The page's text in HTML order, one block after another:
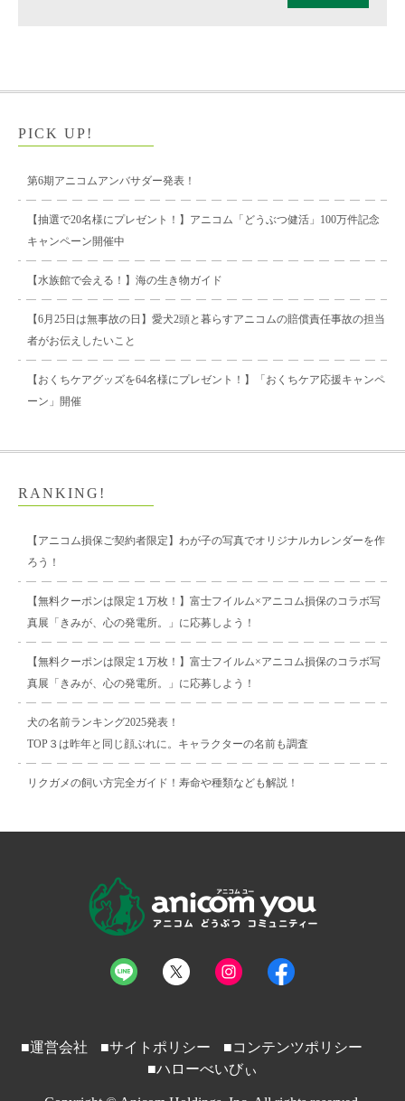
PICK UP!
第6期アニコムアンバサダー発表！
【抽選で20名様にプレゼント！】アニコム「どうぶつ健活」100万件記念
キャンペーン開催中
【水族館で会える！】海の生き物ガイド
【6月25日は無事故の日】愛犬2頭と暮らすアニコムの賠償責任事故の担当
者がお伝えしたいこと
【おくちケアグッズを64名様にプレゼント！】「おくちケア応援キャンペ
ーン」開催
RANKING!
【アニコム損保ご契約者限定】わが子の写真でオリジナルカレンダーを作
ろう！
【無料クーポンは限定１万枚！】富士フイルム×アニコム損保のコラボ写
真展「きみが、心の発電所。」に応募しよう！
【無料クーポンは限定１万枚！】富士フイルム×アニコム損保のコラボ写
真展「きみが、心の発電所。」に応募しよう！
犬の名前ランキング2025発表！
TOP３は昨年と同じ顔ぶれに。キャラクターの名前も調査
リクガメの飼い方完全ガイド！寿命や種類なども解説！
■運営会社 ■サイトポリシー
■コンテンツポリシー
■ハローべいびぃ